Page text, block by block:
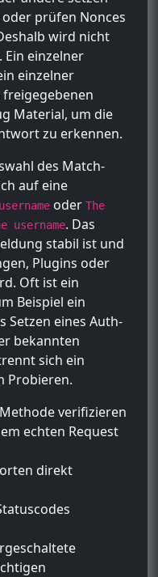
prüfen Nonces
wird nicht
Ein einzelner
einzelner
Material, um die
zu erkennen.
des Match-
auf eine
oder The
username. Das
stabil ist und
Plugins oder
Oft ist ein
Beispiel ein
Setzen eines Auth-
bekannten
sich ein
Probieren.
verifizieren
echten Request
direkt